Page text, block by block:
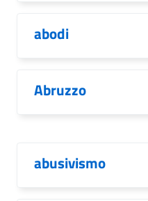
abodi
Abruzzo
abusivismo